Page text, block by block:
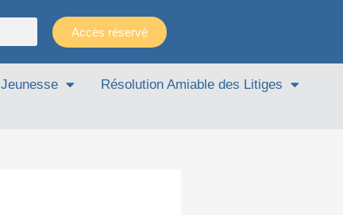
Accès réservé
Jeunesse
Résolution Amiable des Litiges